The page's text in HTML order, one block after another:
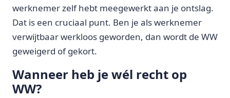
werknemer zelf hebt meegewerkt aan je ontslag.
Dat is een cruciaal punt. Ben je als werknemer
verwijtbaar werkloos geworden, dan wordt de WW
geweigerd of gekort.
Wanneer heb je wél recht op
WW?